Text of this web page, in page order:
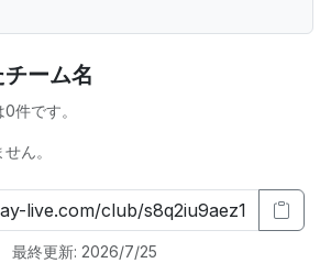
ーム名
件です。
ん。
最終更新: 2026/7/25